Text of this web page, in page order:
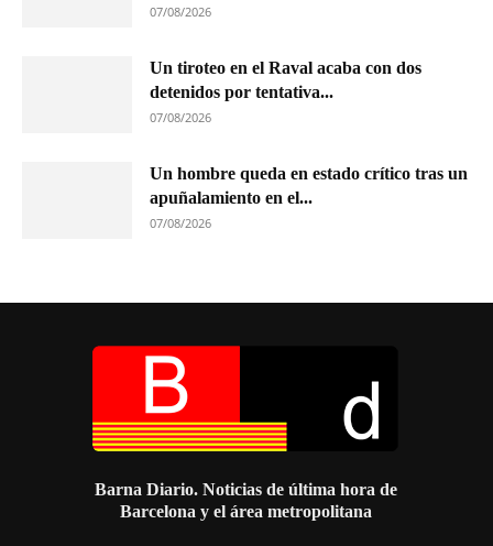
07/08/2026
Un tiroteo en el Raval acaba con dos
detenidos por tentativa...
07/08/2026
Un hombre queda en estado crítico tras un
apuñalamiento en el...
07/08/2026
Barna Diario. Noticias de última hora de
Barcelona y el área metropolitana